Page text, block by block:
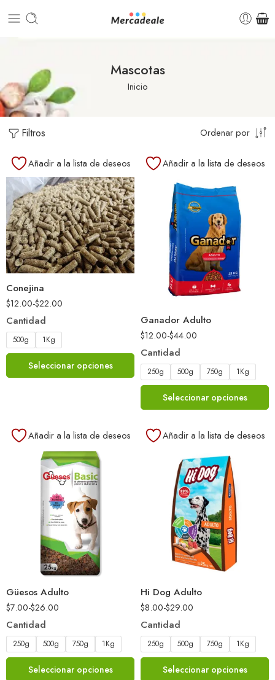
Mascotas
Inicio
Filtros Ordenar por
Añadir a la lista de deseos
Conejina
$12.00-$22.00
Cantidad
500g 1Kg
Seleccionar opciones
Añadir a la lista de deseos
Ganador Adulto
$12.00-$44.00
Cantidad
250g 500g 750g 1Kg
Seleccionar opciones
Añadir a la lista de deseos
Güesos Adulto
$7.00-$26.00
Cantidad
250g 500g 750g 1Kg
Seleccionar opciones
Añadir a la lista de deseos
Hi Dog Adulto
$8.00-$29.00
Cantidad
250g 500g 750g 1Kg
Seleccionar opciones